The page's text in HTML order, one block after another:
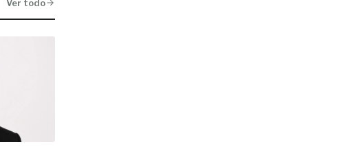
Ver todo